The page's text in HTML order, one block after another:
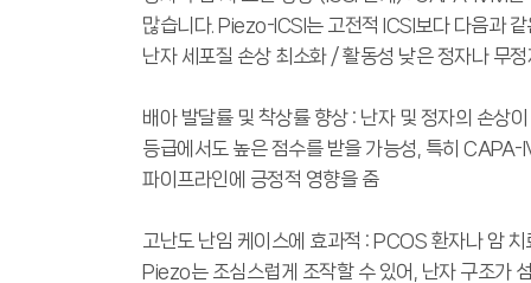
많습니다. Piezo-ICSI는 고전적 ICSI보다 다음과
난자 세포질 손상 최소화 / 활동성 낮은 정자나 무
배아 발달률 및 착상률 향상 : 난자 및 정자의 손상
등급에서도 높은 점수를 받을 가능성, 특히
파이프라인에 긍정적 영향을 줌
고난도 난임 케이스에 효과적 : PCOS 환자나 암
Piezo는 조심스럽게 조작할 수 있어, 난자 구조가